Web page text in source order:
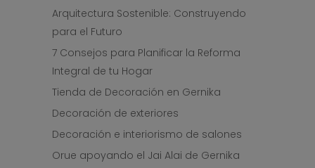
Arquitectura Sostenible: Construyendo
para el Futuro
7 Consejos para Planificar la Reforma
Integral de tu Hogar
Tienda de Decoración en Gernika
Decoración de exteriores
Decoración e interiorismo de salones
Orue apoyando el Jai Alai de Gernika